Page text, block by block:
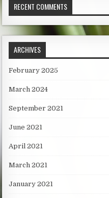
RECENT COMMENTS
ARCHIVES
February 2025
March 2024
September 2021
June 2021
April 2021
March 2021
January 2021